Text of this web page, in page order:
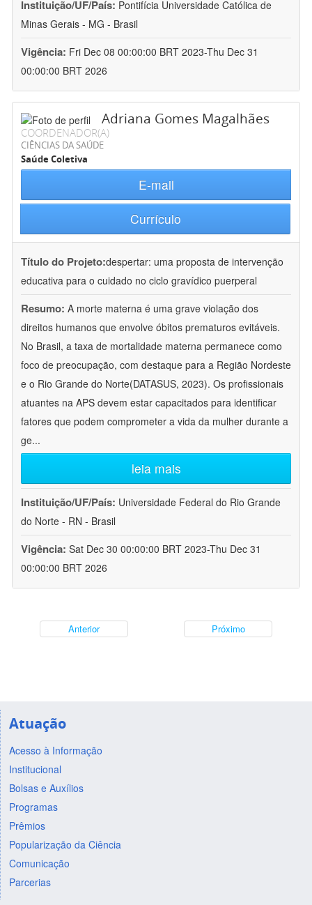
Instituição/UF/País: Pontifícia Universidade Católica de
Minas Gerais - MG - Brasil
Vigência: Fri Dec 08 00:00:00 BRT 2023-Thu Dec 31
00:00:00 BRT 2026
Adriana Gomes Magalhães
COORDENADOR(A)
CIÊNCIAS DA SAÚDE
Saúde Coletiva
E-mail
Currículo
Título do Projeto:despertar: uma proposta de intervenção
educativa para o cuidado no ciclo gravídico puerperal
Resumo: A morte materna é uma grave violação dos
direitos humanos que envolve óbitos prematuros evitáveis.
No Brasil, a taxa de mortalidade materna permanece como
foco de preocupação, com destaque para a Região Nordeste
e o Rio Grande do Norte(DATASUS, 2023). Os profissionais
atuantes na APS devem estar capacitados para identificar
fatores que podem comprometer a vida da mulher durante a
ge...
leia mais
Instituição/UF/País: Universidade Federal do Rio Grande
do Norte - RN - Brasil
Vigência: Sat Dec 30 00:00:00 BRT 2023-Thu Dec 31
00:00:00 BRT 2026
Anterior Próximo
Atuação
Acesso à Informação
Institucional
Bolsas e Auxílios
Programas
Prêmios
Popularização da Ciência
Comunicação
Parcerias